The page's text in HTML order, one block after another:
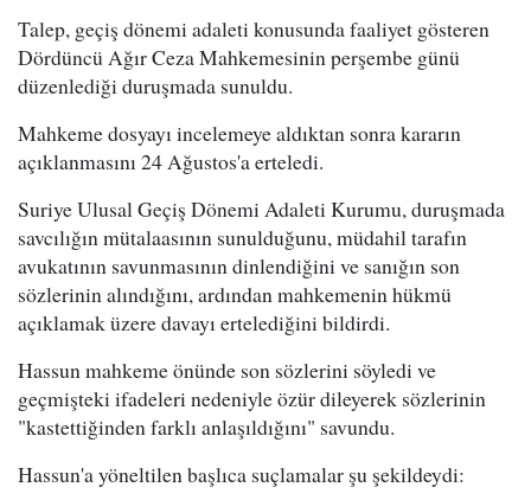
Talep, geçiş dönemi adaleti konusunda faaliyet gösteren
Dördüncü Ağır Ceza Mahkemesinin perşembe günü
düzenlediği duruşmada sunuldu.
Mahkeme dosyayı incelemeye aldıktan sonra kararın
açıklanmasını 24 Ağustos'a erteledi.
Suriye Ulusal Geçiş Dönemi Adaleti Kurumu, duruşmada
savcılığın mütalaasının sunulduğunu, müdahil tarafın
avukatının savunmasının dinlendiğini ve sanığın son
sözlerinin alındığını, ardından mahkemenin hükmü
açıklamak üzere davayı ertelediğini bildirdi.
Hassun mahkeme önünde son sözlerini söyledi ve
geçmişteki ifadeleri nedeniyle özür dileyerek sözlerinin
"kastettiğinden farklı anlaşıldığını" savundu.
Hassun'a yöneltilen başlıca suçlamalar şu şekildeydi: